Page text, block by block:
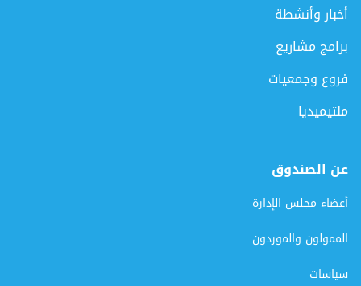
أخبار وأنشطة
برامج مشاريع
فروع وجمعيات
ملتيميديا
عن الصندوق
أعضاء مجلس الإدارة
الممولون والموردون
سياسات